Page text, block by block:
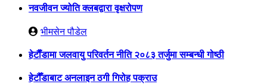
नवजीवन ज्योति क्लबद्वारा वृक्षरोपण
भीमसेन पौडेल
हेटाैँडामा जलवायु परिवर्तन नीति २०८३ तर्जुमा सम्बन्धी गोष्ठी
हेटौँडाबाट अनलाइन ठगी गिरोह पक्राउ